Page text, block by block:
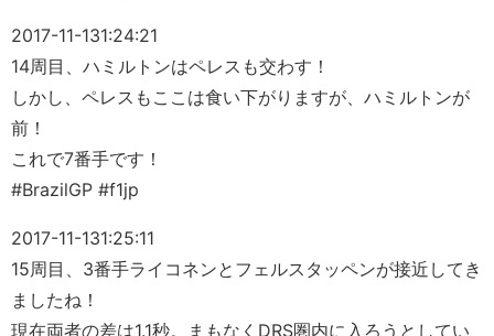
2017-11-131:24:21
14周目、ハミルトンはペレスも交わす！
しかし、ペレスもここは食い下がりますが、ハミルトンが
前！
これで7番手です！
#BrazilGP #f1jp
2017-11-131:25:11
15周目、3番手ライコネンとフェルスタッペンが接近してき
ましたね！
現在両者の差は1.1秒。まもなくDRS圏内に入ろうとしてい